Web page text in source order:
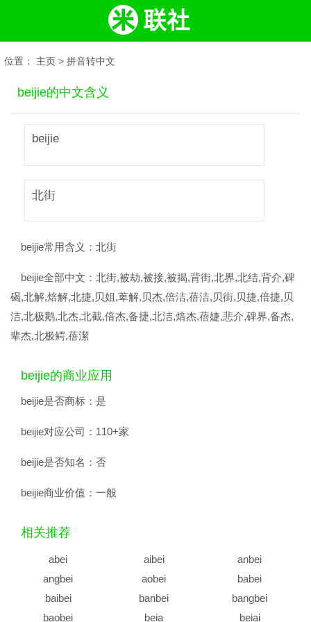
位置： 主页 > 拼音转中文
beijie的中文含义
beijie
北街
beijie常用含义： 北街
beijie全部中文： 北街,被劫,被接,被揭,背街,北界,北结,背介,碑
碣,北解,焙解,北捷,贝姐,萆解,贝杰,倍洁,蓓洁,贝街,贝捷,倍捷,贝
洁,北极鹅,北杰,北截,倍杰,备捷,北洁,焙杰,蓓婕,悲介,碑界,备杰,
辈杰,北极鳄,蓓潔
beijie的商业应用
beijie是否商标： 是
beijie对应公司： 110+家
beijie是否知名： 否
beijie商业价值： 一般
相关推荐
abei aibei
anbei
angbei
aobei
babei
baibei
banbei
bangbei
baobei
beia beiai